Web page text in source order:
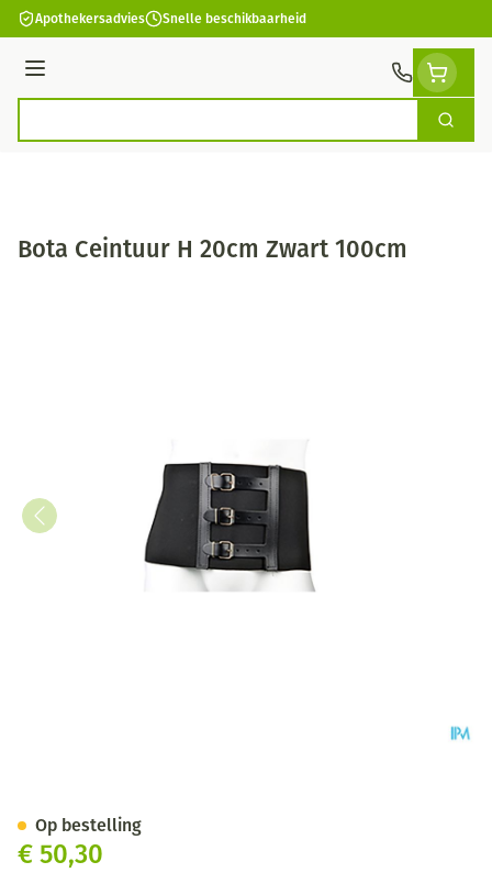
Ga naar de inhoud
Apothekersadvies Snelle beschikbaarheid
Menu
Zoek
Bota Ceintuur H 20cm Zwart 100cm
€ 50,30
Op bestelling